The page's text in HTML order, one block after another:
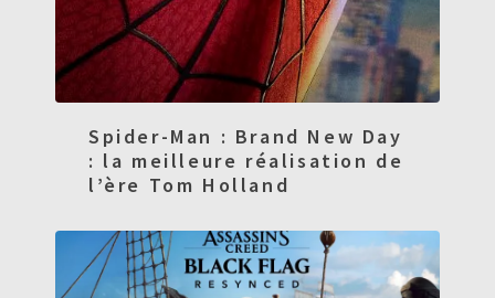
Spider-Man : Brand New Day
: la meilleure réalisation de
l’ère Tom Holland